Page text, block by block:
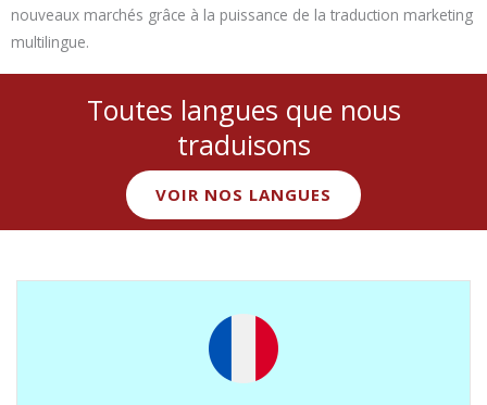
nouveaux marchés grâce à la puissance de la traduction marketing
multilingue.
Toutes langues que nous
traduisons
VOIR NOS LANGUES